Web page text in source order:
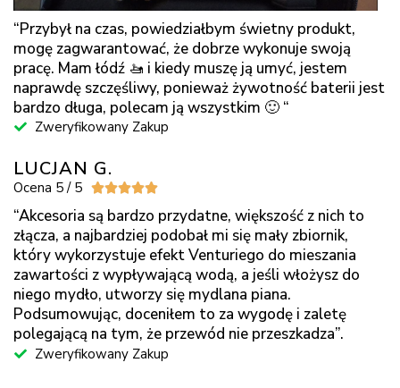
“Przybył na czas, powiedziałbym świetny produkt,
mogę zagwarantować, że dobrze wykonuje swoją
pracę. Mam łódź 🚤 i kiedy muszę ją umyć, jestem
naprawdę szczęśliwy, ponieważ żywotność baterii jest
bardzo długa, polecam ją wszystkim 🙂 “
Zweryfikowany Zakup
LUCJAN G.
Ocena 5 / 5 
“Akcesoria są bardzo przydatne, większość z nich to
złącza, a najbardziej podobał mi się mały zbiornik,
który wykorzystuje efekt Venturiego do mieszania
zawartości z wypływającą wodą, a jeśli włożysz do
niego mydło, utworzy się mydlana piana.
Podsumowując, doceniłem to za wygodę i zaletę
polegającą na tym, że przewód nie przeszkadza”.
Zweryfikowany Zakup